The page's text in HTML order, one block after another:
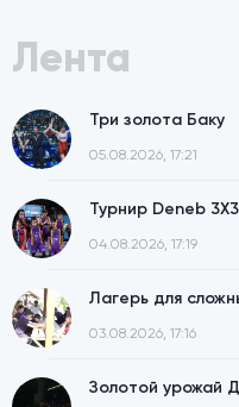
Лента
Три золота Баку
05.08.2026, 17:21
Турнир Deneb 3X3
04.08.2026, 17:19
Лагерь для
03.08.2026, 17:16
Золотой урожай